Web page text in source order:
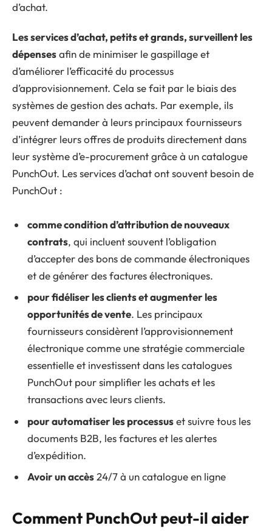
d’achat.
Les services d’achat, petits et grands, surveillent les
dépensesafin de minimiser le gaspillage et
d’améliorer l’efficacité du processus
d’approvisionnement. Cela se fait par le biais des
systèmes de gestion des achats. Par exemple, ils
peuvent demander à leurs principaux fournisseurs
d’intégrer leurs offres de produits directement dans
leur système d’e-procurement grâce à un catalogue
PunchOut. Les services d’achat ont souvent besoin de
PunchOut :
comme condition d’attribution de nouveaux
contrats, qui incluent souvent l’obligation
d’accepter des bons de commande électroniques
et de générer des factures électroniques.
pour fidéliser les clients et augmenter les
opportunités de vente. Les principaux
fournisseurs considèrent l’approvisionnement
électronique comme une stratégie commerciale
essentielle et investissent dans les catalogues
PunchOut pour simplifier les achats et les
transactions avec leurs clients.
pour automatiser les processuset suivre tous les
documents B2B, les factures et les alertes
d’expédition.
Avoir un accès24/7 à un catalogue en ligne
Comment PunchOut peut-il aider